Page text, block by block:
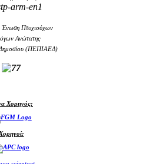
Ένωση Πτυχιούχων
Ανώτατης
Δημοσίου (ΠΕΠΙΑΕΔ)
Χορηγός:
Χορηγοί: